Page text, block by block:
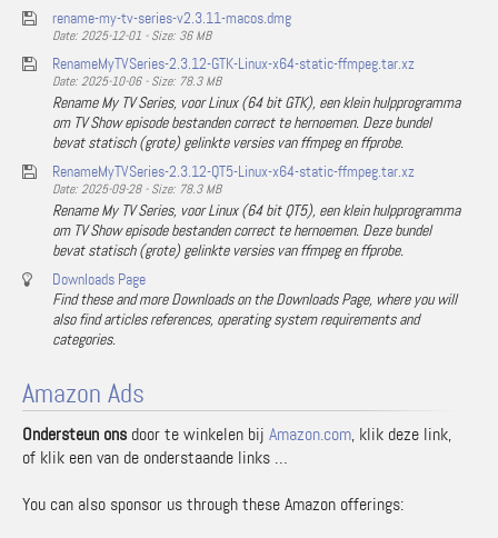
rename-my-tv-series-v2.3.11-macos.dmg
Date: 2025-12-01 - Size: 36 MB
RenameMyTVSeries-2.3.12-GTK-Linux-x64-static-ffmpeg.tar.xz
Date: 2025-10-06 - Size: 78.3 MB
Rename My TV Series, voor Linux (64 bit GTK), een klein hulpprogramma
om TV Show episode bestanden correct te hernoemen. Deze bundel
bevat statisch (grote) gelinkte versies van ffmpeg en ffprobe.
RenameMyTVSeries-2.3.12-QT5-Linux-x64-static-ffmpeg.tar.xz
Date: 2025-09-28 - Size: 78.3 MB
Rename My TV Series, voor Linux (64 bit QT5), een klein hulpprogramma
om TV Show episode bestanden correct te hernoemen. Deze bundel
bevat statisch (grote) gelinkte versies van ffmpeg en ffprobe.
Downloads Page
Find these and more Downloads on the Downloads Page, where you will
also find articles references, operating system requirements and
categories.
Amazon Ads
Ondersteun ons door te winkelen bij Amazon.com, klik deze link,
of klik een van de onderstaande links …
You can also sponsor us through these Amazon offerings: